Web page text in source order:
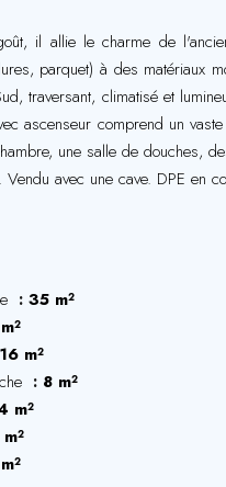
il allie le charme de
parquet) à des matériaux
traversant, climatisé et
ascenseur comprend un
une salle de douches,
avec une cave. DPE en
35 m²
16 m²
8 m²
m²